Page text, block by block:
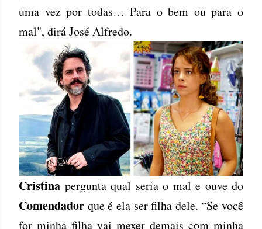
uma vez por todas… Para o bem ou para o
mal", dirá José Alfredo.
Cristina pergunta qual seria o mal e ouve do
Comendador que é ela ser filha dele. “Se você
for minha filha vai mexer demais com minha